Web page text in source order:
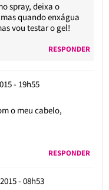
spray, deixa o
quando enxágua
vou testar o gel!
RESPONDER
- 19h55
o meu cabelo,
RESPONDER
- 08h53